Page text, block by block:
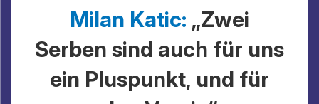
Milan Katic: „Zwei
Serben sind auch für uns
ein Pluspunkt, und für